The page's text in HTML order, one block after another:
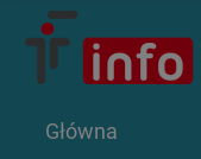
Główna